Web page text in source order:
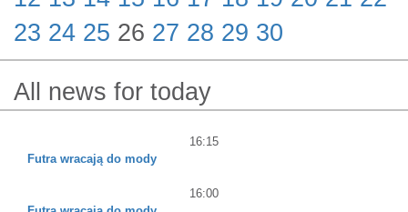
23 24 25 26 27 28 29 30
All news for today
16:15
Futra wracają do mody
16:00